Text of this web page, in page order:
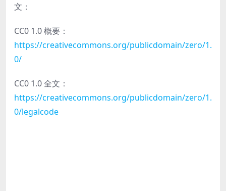
文：
CC0 1.0 概要：
https://creativecommons.org/publicdomain/zero/1.
0/
CC0 1.0 全文：
https://creativecommons.org/publicdomain/zero/1.
0/legalcode